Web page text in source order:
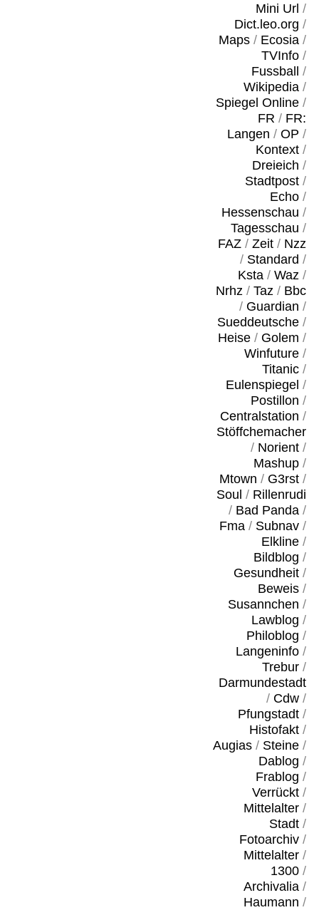
Mini Url /
Dict.leo.org /
Maps/ Ecosia/
TVInfo/
Fussball
/
Wikipedia/
Spiegel Online/
FR / FR:
Langen / OP /
Kontext/
Dreieich /
Stadtpost/
Echo/
Hessenschau /
Tagesschau /
FAZ/ Zeit/ Nzz
/ Standard /
Ksta/ Waz/
Nrhz/ Taz/ Bbc
/ Guardian /
Sueddeutsche/
Heise/ Golem /
Winfuture/
Titanic/
Eulenspiegel /
Postillon /
Centralstation /
Stöffchemacher
/ Norient/
Mashup/
Mtown / G3rst/
Soul / Rillenrudi
/ Bad Panda/
Fma/ Subnav/
Elkline/
Bildblog /
Gesundheit/
Beweis/
Susannchen /
Lawblog /
Philoblog /
Langeninfo/
Trebur/
Darmundestadt
/ Cdw/
Pfungstadt/
Histofakt/
Augias/ Steine/
Dablog /
Frablog /
Verrückt/
Mittelalter/
Stadt/
Fotoarchiv/
Mittelalter/
1300/
Archivalia/
Haumann /